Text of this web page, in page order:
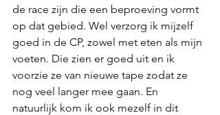
de race zijn die een beproeving vormt
op dat gebied. Wel verzorg ik mijzelf
goed in de CP, zowel met eten als mijn
voeten. Die zien er goed uit en ik
voorzie ze van nieuwe tape zodat ze
nog veel langer mee gaan. En
natuurlijk kom ik ook mezelf in dit